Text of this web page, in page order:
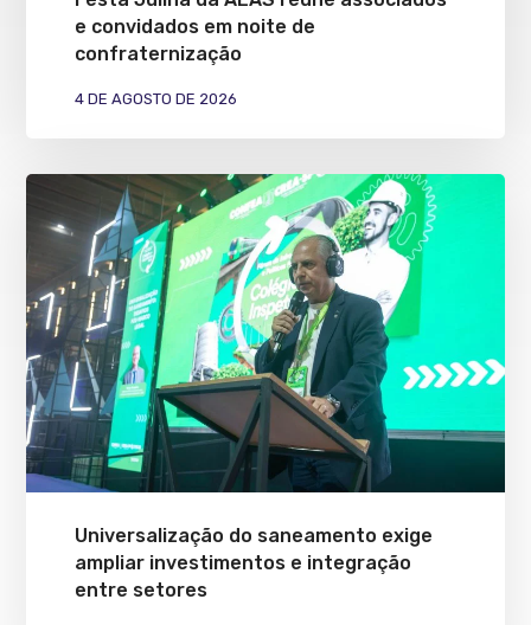
e convidados em noite de
confraternização
4 DE AGOSTO DE 2026
Universalização do saneamento exige
ampliar investimentos e integração
entre setores